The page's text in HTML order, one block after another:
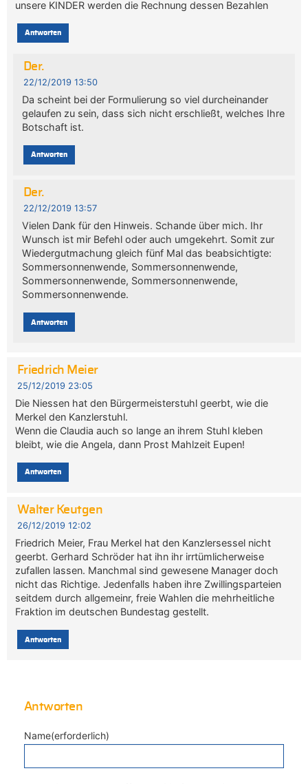
unsere KINDER werden die Rechnung dessen Bezahlen
Antworten
Der.
22/12/2019 13:50
Da scheint bei der Formulierung so viel durcheinander
gelaufen zu sein, dass sich nicht erschließt, welches Ihre
Botschaft ist.
Antworten
Der.
22/12/2019 13:57
Vielen Dank für den Hinweis. Schande über mich. Ihr
Wunsch ist mir Befehl oder auch umgekehrt. Somit zur
Wiedergutmachung gleich fünf Mal das beabsichtigte:
Sommersonnenwende, Sommersonnenwende,
Sommersonnenwende, Sommersonnenwende,
Sommersonnenwende.
Antworten
Friedrich Meier
25/12/2019 23:05
Die Niessen hat den Bürgermeisterstuhl geerbt, wie die
Merkel den Kanzlerstuhl.
Wenn die Claudia auch so lange an ihrem Stuhl kleben
bleibt, wie die Angela, dann Prost Mahlzeit Eupen!
Antworten
Walter Keutgen
26/12/2019 12:02
Friedrich Meier, Frau Merkel hat den Kanzlersessel nicht
geerbt. Gerhard Schröder hat ihn ihr irrtümlicherweise
zufallen lassen. Manchmal sind gewesene Manager doch
nicht das Richtige. Jedenfalls haben ihre Zwillingsparteien
seitdem durch allgemeinr, freie Wahlen die mehrheitliche
Fraktion im deutschen Bundestag gestellt.
Antworten
Antworten
Name(erforderlich)